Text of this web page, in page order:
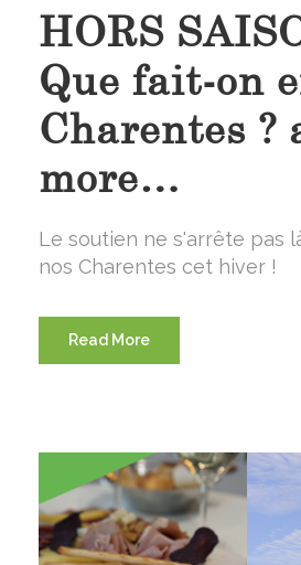
HORS
Que fait-on
Charentes ?
more…
Le soutien ne s'arrête pas
nos Charentes cet hiver !
Read More